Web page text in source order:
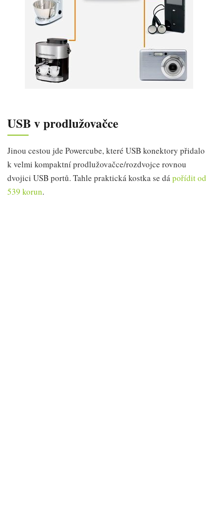
USB v prodlužovačce
Jinou cestou jde Powercube, které USB konektory přidalo
k velmi kompaktní prodlužovačce/rozdvojce rovnou
dvojici USB portů. Tahle praktická kostka se dápořídit od
539 korun.